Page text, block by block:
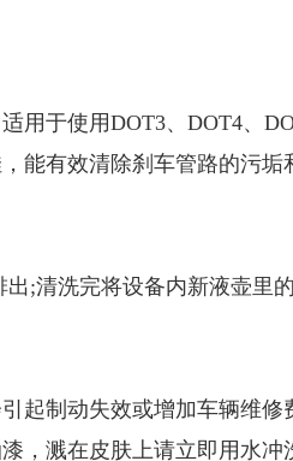
于使用DOT3、DOT4、
能有效清除刹车管路的污
;清洗完将设备内新液壶里
起制动失效或增加车辆维
溅在皮肤上请立即用水冲